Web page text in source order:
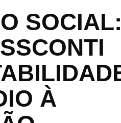
SOCIAL:
À